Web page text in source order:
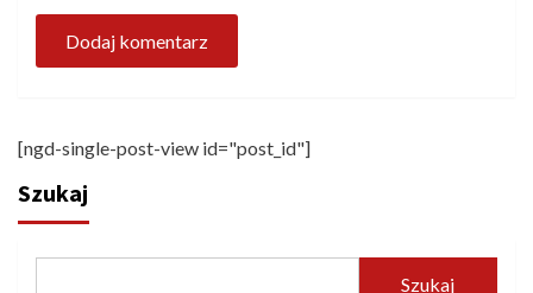
[ngd-single-post-view id="post_id"]
Szukaj
Szukaj